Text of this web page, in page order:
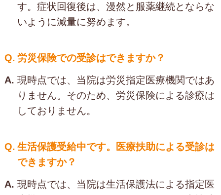
す。症状回復後は、漫然と服薬継続とならな
いように減量に努めます。
Q. 労災保険での受診はできますか？
A. 現時点では、当院は労災指定医療機関ではあ
りません。そのため、労災保険による診療は
しておりません。
Q. 生活保護受給中です。医療扶助による受診は
できますか？
A. 現時点では、当院は生活保護法による指定医